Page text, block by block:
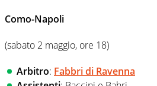
Como-Napoli
(sabato 2 maggio, ore 18)
Arbitro: Fabbri di Ravenna